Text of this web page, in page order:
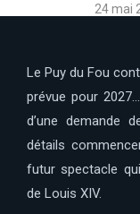
24 mai
Le Puy du Fou
prévue pour
d’une demande
détails
futur spectacle
de Louis XIV.